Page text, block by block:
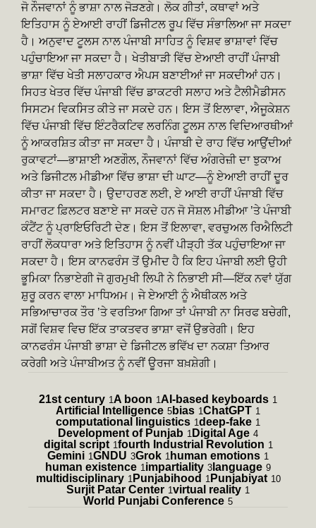
ਜੋ ਨੌਜਵਾਨਾਂ ਨੂੰ ਭਾਸ਼ਾ ਨਾਲ ਜੋੜਣਗੇ। ਲੋਕ ਗੀਤਾਂ, ਕਥਾਵਾਂ ਅਤੇ
ਇਤਿਹਾਸ ਨੂੰ ਏਆਈ ਰਾਹੀਂ ਡਿਜੀਟਲ ਰੂਪ ਵਿੱਚ ਸੰਭਾਲਿਆ ਜਾ ਸਕਦਾ
ਹੈ। ਅਨੁਵਾਦ ਟੂਲਸ ਨਾਲ ਪੰਜਾਬੀ ਸਾਹਿਤ ਨੂੰ ਵਿਸ਼ਵ ਭਾਸ਼ਾਵਾਂ ਵਿੱਚ
ਪਹੁੰਚਾਇਆ ਜਾ ਸਕਦਾ ਹੈ। ਖੇਤੀਬਾੜੀ ਵਿੱਚ ਏਆਈ ਰਾਹੀਂ ਪੰਜਾਬੀ
ਭਾਸ਼ਾ ਵਿੱਚ ਖੇਤੀ ਸਲਾਹਕਾਰ ਐਪਸ ਬਣਾਈਆਂ ਜਾ ਸਕਦੀਆਂ ਹਨ।
ਸਿਹਤ ਖੇਤਰ ਵਿੱਚ ਪੰਜਾਬੀ ਵਿੱਚ ਡਾਕਟਰੀ ਸਲਾਹ ਅਤੇ ਟੈਲੀਮੈਡੀਸਨ
ਸਿਸਟਮ ਵਿਕਸਿਤ ਕੀਤੇ ਜਾ ਸਕਦੇ ਹਨ। ਇਸ ਤੋਂ ਇਲਾਵਾ, ਐਜੂਕੇਸ਼ਨ
ਵਿੱਚ ਪੰਜਾਬੀ ਵਿੱਚ ਇੰਟਰੈਕਟਿਵ ਲਰਨਿੰਗ ਟੂਲਸ ਨਾਲ ਵਿਦਿਆਰਥੀਆਂ
ਨੂੰ ਆਕਰਸ਼ਿਤ ਕੀਤਾ ਜਾ ਸਕਦਾ ਹੈ। ਪੰਜਾਬੀ ਦੇ ਰਾਹ ਵਿੱਚ ਆਉਂਦੀਆਂ
ਰੁਕਾਵਟਾਂ—ਭਾਸ਼ਾਈ ਅਣਗੌਲ, ਨੌਜਵਾਨਾਂ ਵਿੱਚ ਅੰਗਰੇਜ਼ੀ ਦਾ ਝੁਕਾਅ
ਅਤੇ ਡਿਜੀਟਲ ਮੀਡੀਆ ਵਿੱਚ ਭਾਸ਼ਾ ਦੀ ਘਾਟ—ਨੂੰ ਏਆਈ ਰਾਹੀਂ ਦੂਰ
ਕੀਤਾ ਜਾ ਸਕਦਾ ਹੈ। ਉਦਾਹਰਣ ਲਈ, ਏ ਆਈ ਰਾਹੀਂ ਪੰਜਾਬੀ ਵਿੱਚ
ਸਮਾਰਟ ਫ਼ਿਲਟਰ ਬਣਾਏ ਜਾ ਸਕਦੇ ਹਨ ਜੋ ਸੋਸ਼ਲ ਮੀਡੀਆ ’ਤੇ ਪੰਜਾਬੀ
ਕੰਟੈਂਟ ਨੂੰ ਪ੍ਰਾਇਓਰਿਟੀ ਦੇਣ। ਇਸ ਤੋਂ ਇਲਾਵਾ, ਵਰਚੁਅਲ ਰਿਐਲਿਟੀ
ਰਾਹੀਂ ਲੋਕਧਾਰਾ ਅਤੇ ਇਤਿਹਾਸ ਨੂੰ ਨਵੀਂ ਪੀੜ੍ਹੀ ਤੱਕ ਪਹੁੰਚਾਇਆ ਜਾ
ਸਕਦਾ ਹੈ। ਇਸ ਕਾਨਫਰੰਸ ਤੋਂ ਉਮੀਦ ਹੈ ਕਿ ਇਹ ਪੰਜਾਬੀ ਲਈ ਉਹੀ
ਭੂਮਿਕਾ ਨਿਭਾਏਗੀ ਜੋ ਗੁਰਮੁਖੀ ਲਿਪੀ ਨੇ ਨਿਭਾਈ ਸੀ—ਇੱਕ ਨਵਾਂ ਯੁੱਗ
ਸ਼ੁਰੂ ਕਰਨ ਵਾਲਾ ਮਾਧਿਅਮ। ਜੇ ਏਆਈ ਨੂੰ ਐਥੀਕਲ ਅਤੇ
ਸਭਿਆਚਾਰਕ ਤੌਰ ’ਤੇ ਵਰਤਿਆ ਗਿਆ ਤਾਂ ਪੰਜਾਬੀ ਨਾ ਸਿਰਫ ਬਚੇਗੀ,
ਸਗੋਂ ਵਿਸ਼ਵ ਵਿਚ ਇੱਕ ਤਾਕਤਵਰ ਭਾਸ਼ਾ ਵਜੋਂ ਉਭਰੇਗੀ। ਇਹ
ਕਾਨਫਰੰਸ ਪੰਜਾਬੀ ਭਾਸ਼ਾ ਦੇ ਡਿਜੀਟਲ ਭਵਿੱਖ ਦਾ ਨਕਸ਼ਾ ਤਿਆਰ
ਕਰੇਗੀ ਅਤੇ ਪੰਜਾਬੀਅਤ ਨੂੰ ਨਵੀਂ ਊਰਜਾ ਬਖ਼ਸ਼ੇਗੀ।
21st century 1 A boon 1 AI-based keyboards 1
Artificial Intelligence 5 bias 1 ChatGPT 1
computational linguistics 1 deep-fake 1
Development of Punjab 1 Digital Age 4
digital script 1 fourth Industrial Revolution 1
Gemini 1 GNDU 3Grok 1 human emotions 1
human existence 1 impartiality 3 language 9
multidisciplinary 1 Punjabihood 1 Punjabiyat 10
Surjit Patar Center 1 virtual reality 1
World Punjabi Conference 5